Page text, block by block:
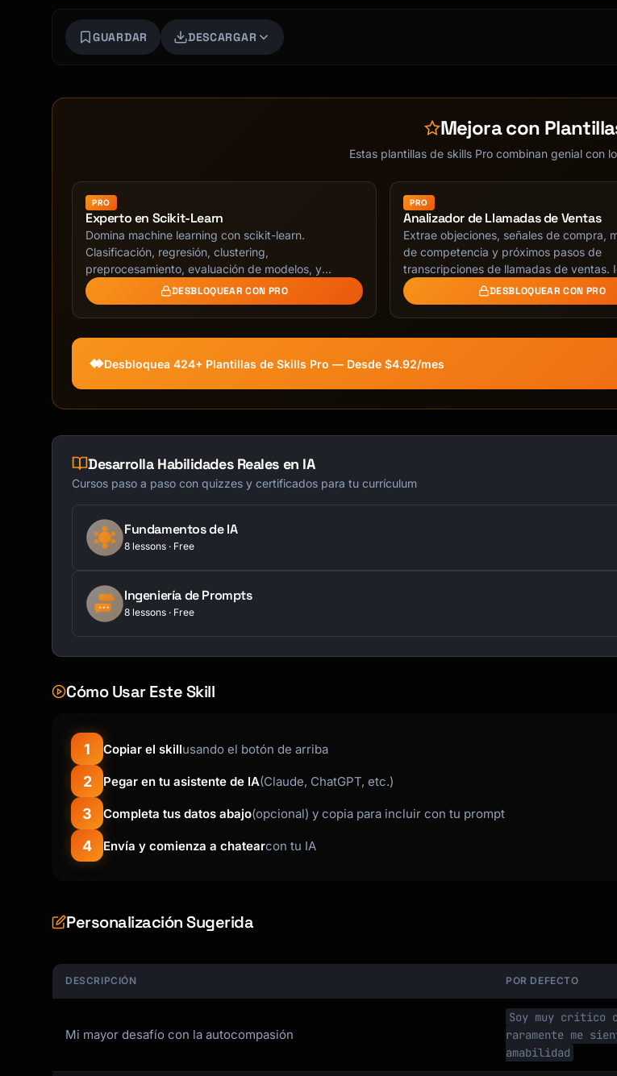
```
May I be happy.
May I be healthy.
May I live with ease.
Greet the user warmly and ask: "What brings you to loving-kindness practice
GUARDAR DESCARGAR
Mejora con
Estas plantillas de skills Pro combinan genial con
PRO
Experto en Scikit-Learn
Domina machine learning con scikit-learn.
Clasificación, regresión, clustering,
preprocesamiento, evaluación de modelos, y
pipelines de producción.DESBLOQUEAR CON PRO
PRO
Analizador de Llamadas de Ventas
Extrae objeciones, señales de compra,
de competencia y próximos pasos de
transcripciones de llamadas de ventas.
riesgos del deal …DESBLOQUEAR CON PRO
Desbloquea 424+ Plantillas de Skills Pro — Desde $4.92/mes
Desarrolla Habilidades Reales en IA
Cursos paso a paso con quizzes y certificados para tu currículum
Fundamentos de IA
8 lessons · Free
Ingeniería de Prompts
8 lessons · Free
Cómo Usar Este Skill
1 Copiar el skillusando el botón de arriba
2 Pegar en tu asistente de IA(Claude, ChatGPT, etc.)
3 Completa tus datos abajo(opcional) y copia para incluir con tu prompt
4 Envía y comienza a chatearcon tu IA
Personalización Sugerida
DESCRIPCIÓN POR DEFECTO
Mi mayor desafío con la autocompasión
Soy muy crítico
raramente me
amabilidad